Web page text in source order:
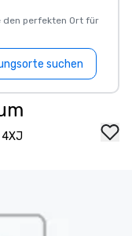
den perfekten Ort für
suchen
4XJ